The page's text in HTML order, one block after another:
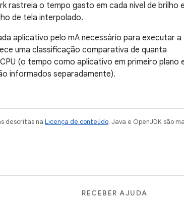
rastreia o tempo gasto em cada nível de brilho e
de tela interpolado.
aplicativo pelo mA necessário para executar a
uma classificação comparativa de quanta
(o tempo como aplicativo em primeiro plano
informados separadamente).
descritas na Licença de conteúdo. Java e OpenJDK são
RECEBER AJUDA